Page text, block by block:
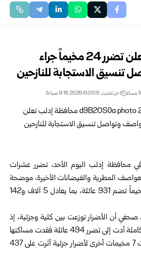
محافظة إدلب تعلن تضرر 24 مخيماً جراء
تنسيق الاستجابة للنازحين
اخر تحديث: 2026/02/09 9:16 صباحًا
في محافظة إدلباليوم الأحد، تضرر عشرات
المطرية والفيضاناتالأخيرة، موضحة
أن الأضرار طالت 24 مخيماً تضم 931 عائلة، بما يعادل 5 آلاف و142
صحفي أن الأضرار توزعت بين كلية وجزئية، إذ
شهد 17 مخيماً انهيارات كاملة أدت إلى تضرر 494 عائلة فقدت مساكنها
وممتلكاتها، فيما تعرضت 7 مخيمات أخرى لأضرار جزئية أثرت على 437